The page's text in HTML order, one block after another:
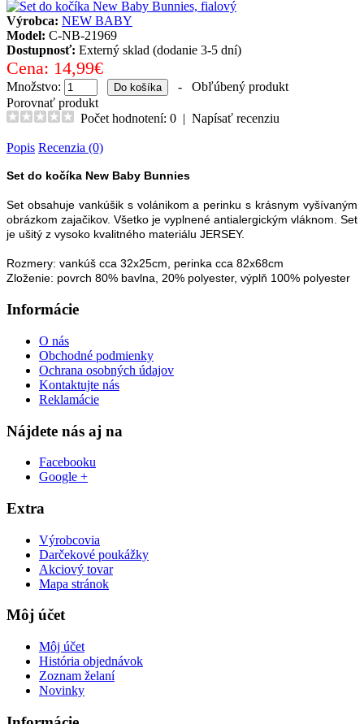
Výrobca: NEW BABY
Model: C-NB-21969
Dostupnosť: Externý sklad (dodanie 3-5 dní)
Cena: 14,99€
Množstvo: -
Obľúbený produkt
Porovnať produkt
Počet hodnotení: 0 | Napísať recenziu
Popis Recenzia (0)
Set do kočíka New Baby Bunnies
Set obsahuje vankúšik s volánikom a perinku s krásnym vyšívaným
obrázkom zajačikov. Všetko je vyplnené antialergickým vláknom. Set
je ušitý z vysoko kvalitného materiálu JERSEY.
Rozmery: vankúš cca 32x25cm, perinka cca 82x68cm
Zloženie: povrch 80% bavlna, 20% polyester, výplň 100% polyester
Informácie
O nás
Obchodné podmienky
Ochrana osobných údajov
Kontaktujte nás
Reklamácie
Nájdete nás aj na
Facebooku
Google +
Extra
Výrobcovia
Darčekové poukážky
Akciový tovar
Mapa stránok
Môj účet
Môj účet
História objednávok
Zoznam želaní
Novinky